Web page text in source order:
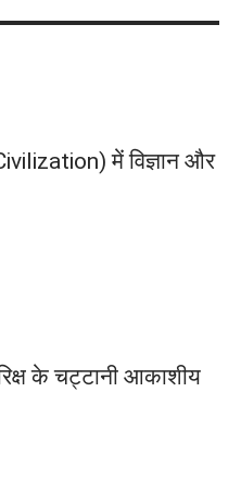
में विज्ञान और
के चट्टानी आकाशीय